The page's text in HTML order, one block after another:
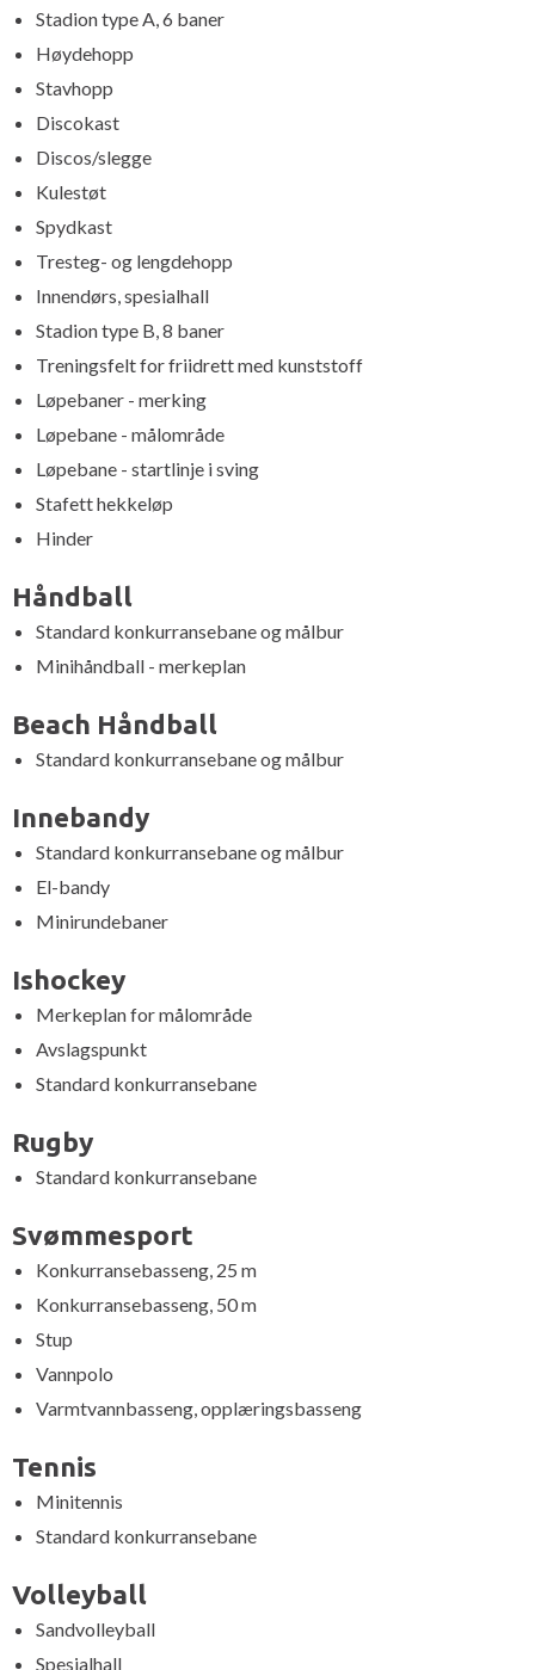
Stadion type A, 6 baner
Høydehopp
Stavhopp
Discokast
Discos/slegge
Kulestøt
Spydkast
Tresteg- og lengdehopp
Innendørs, spesialhall
Stadion type B, 8 baner
Treningsfelt for friidrett med kunststoff
Løpebaner - merking
Løpebane - målområde
Løpebane - startlinje i sving
Stafett hekkeløp
Hinder
Håndball
Standard konkurransebane og målbur
Minihåndball - merkeplan
Beach Håndball
Standard konkurransebane og målbur
Innebandy
Standard konkurransebane og målbur
El-bandy
Minirundebaner
Ishockey
Merkeplan for målområde
Avslagspunkt
Standard konkurransebane
Rugby
Standard konkurransebane
Svømmesport
Konkurransebasseng, 25 m
Konkurransebasseng, 50 m
Stup
Vannpolo
Varmtvannbasseng, opplæringsbasseng
Tennis
Minitennis
Standard konkurransebane
Volleyball
Sandvolleyball
Spesialhall